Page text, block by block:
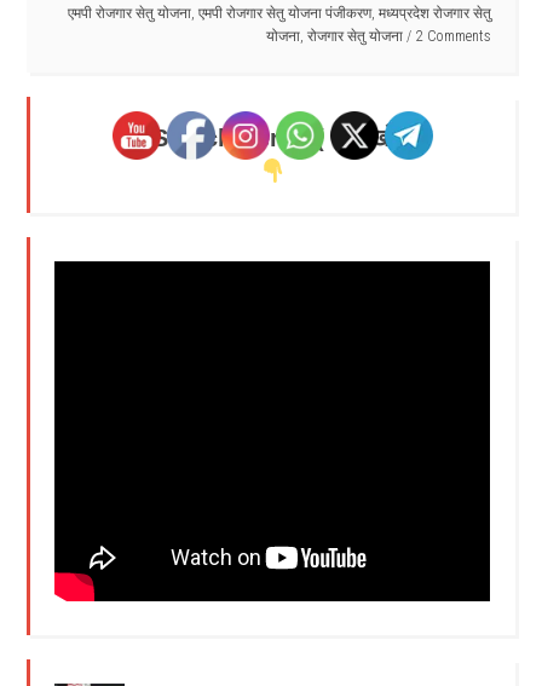
एमपी रोजगार सेतु योजना, एमपी रोजगार सेतु योजना पंजीकरण, मध्यप्रदेश रोजगार सेतु
योजना, रोजगार सेतु योजना 2 Comments
Search Here - ( यहाँ खोजें )